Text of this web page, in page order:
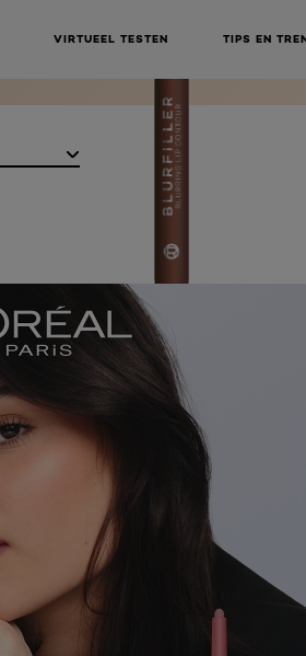
VIRTUEEL TESTEN TIPS EN